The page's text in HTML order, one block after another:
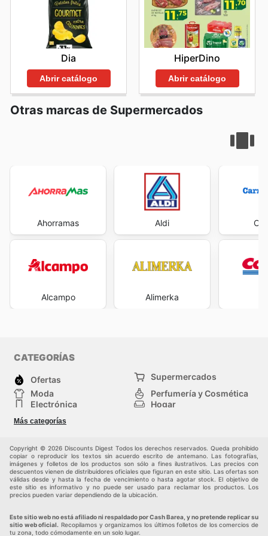
Dia
Abrir catálogo
HiperDino
Abrir catálogo
Otras marcas de Supermercados
Ahorramas
Alcampo
Aldi
Alimerka
CATEGORÍAS
Ofertas
Supermercados
Moda
Perfumería y Cosmética
Electrónica
Hogar
Deporte
Juguetes y bebés
Más categorías
Copyright © 2026 Discounts Digest Todos los derechos reservados. Queda prohibido
copiar o reproducir los textos sin acuerdo escrito de antemano. Las fotografías,
imágenes y folletos de los productos son sólo a fines ilustrativos. Las precios con
descuentos vienen de distribuidores oficiales que figuran en este sitio. Las ofertas son
válidas desde y hasta la fecha de vencimiento o hasta agotar stock. El objetivo de
este sitio es informativo y no puede ser usado para reclamar los productos. Los
precios pueden variar dependiendo de la ubicación.
Este sitio web no está afiliado ni respaldado por Cash Barea, y no pretende replicar su
sitio web oficial. Recopilamos y organizamos los últimos folletos de los comercios de
tu zona, todo cómodamente en un solo lugar.